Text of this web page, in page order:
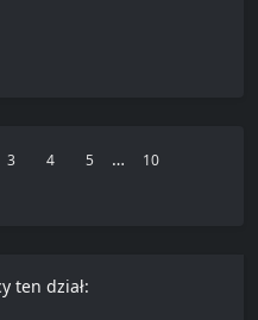
3 4 5 …
10
ten dział: